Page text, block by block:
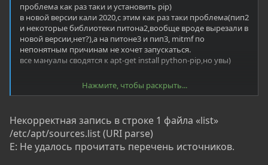
проблема как раз таки и установить pip)
в новой версии кали 2020,с этим как раз таки проблема(пип2
и некоторые библиотеки питона2,вообще вроде вырезали в
новой версии,нет?),а на питоне3 и пип3, mitmf по
непонятным причинам не хочет запускаться.
все мануалы сводятся к apt-get install python-pip,но увы)
меняешь репозиторий командой echo "deb
и устанавливаешь apt-get install python-pip,будет ругаться
на некоторые более старшие зависимости,их командой apt
remove (зависимость) удаляешь,списокпосле попытки
Нажмите, чтобы раскрыть...
Некорректная запись в строке 1 файла «list»
/etc/apt/sources.list (URI parse)
E: Не удалось прочитать перечень источников.